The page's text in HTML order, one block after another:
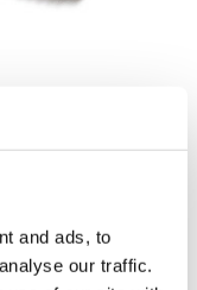
and ads, to
our traffic.
€47,64
Excl. btw
€57,65 Meer